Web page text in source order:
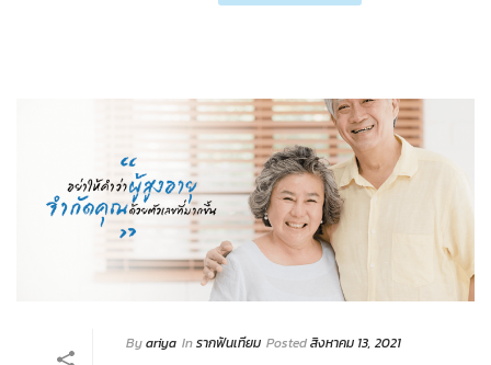
Byariya Inรากฟันเทียม Postedสิงหาคม 13, 2021